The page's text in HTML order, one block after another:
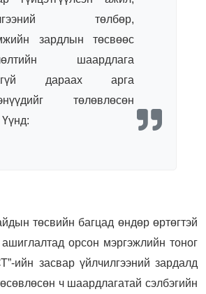
төлбөр,
зардлын төсвөөс
шаардлага
дараах арга
төлөвлөсөн
төсвийн багцад өндөр өртөгтэй
орсон мэргэжлийн тоног
ийн засвар үйлчилгээний зардалд
ч шаардлагатай сэлбэгийн